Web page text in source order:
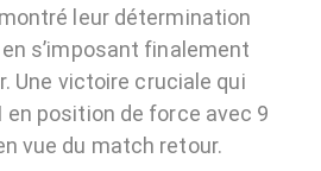
leur détermination
s’imposant finalement
Une victoire cruciale qui
en position de force avec 9
vue du match retour.